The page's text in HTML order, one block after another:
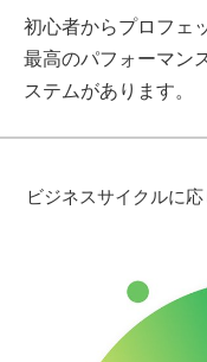
初心者からプロフェ
最高のパフォーマン
ステムがあります。
ビジネスサイクルに